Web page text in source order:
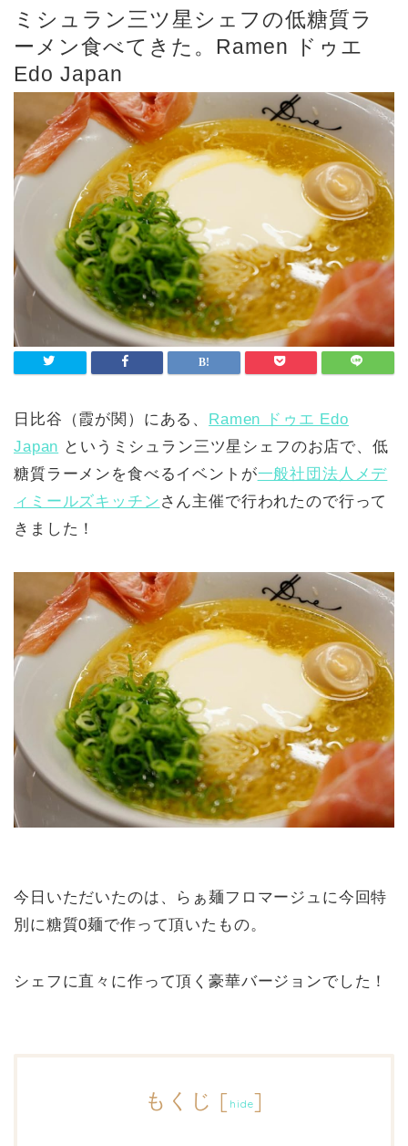
ミシュラン三ツ星シェフの低糖質ラ
ーメン食べてきた。Ramen ドゥエ
Edo Japan
日比谷（霞が関）にある、
Ramen ドゥエ Edo
Japan というミシュラン三ツ星シェフのお店で、低
糖質ラーメンを食べるイベントが一般社団法人メデ
ィミールズキッチン さん主催で行われたので行って
きました！
今日いただいたのは、らぁ麺フロマージュに今回特
別に糖質0麺で作って頂いたもの。
シェフに直々に作って頂く豪華バージョンでした！
もくじ [ hide]